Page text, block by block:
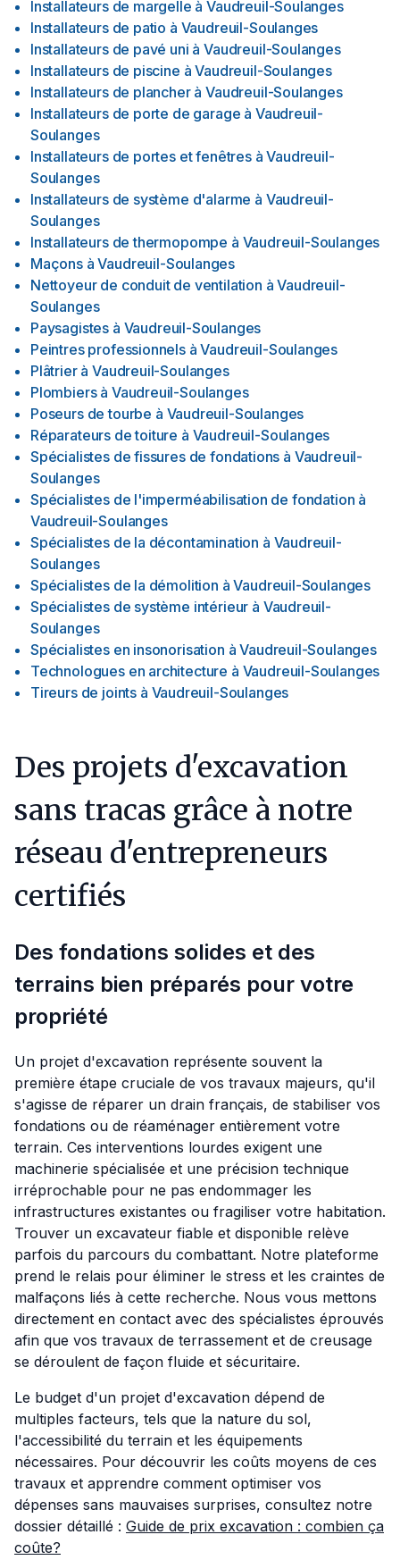
Installateurs de margelle à Vaudreuil-Soulanges
Installateurs de patio à Vaudreuil-Soulanges
Installateurs de pavé uni à Vaudreuil-Soulanges
Installateurs de piscine à Vaudreuil-Soulanges
Installateurs de plancher à Vaudreuil-Soulanges
Installateurs de porte de garage à Vaudreuil-
Soulanges
Installateurs de portes et fenêtres à Vaudreuil-
Soulanges
Installateurs de système d'alarme à Vaudreuil-
Soulanges
Installateurs de thermopompe à Vaudreuil-Soulanges
Maçons à Vaudreuil-Soulanges
Nettoyeur de conduit de ventilation à Vaudreuil-
Soulanges
Paysagistes à Vaudreuil-Soulanges
Peintres professionnels à Vaudreuil-Soulanges
Plâtrier à Vaudreuil-Soulanges
Plombiers à Vaudreuil-Soulanges
Poseurs de tourbe à Vaudreuil-Soulanges
Réparateurs de toiture à Vaudreuil-Soulanges
Spécialistes de fissures de fondations à Vaudreuil-
Soulanges
Spécialistes de l'imperméabilisation de fondation à
Vaudreuil-Soulanges
Spécialistes de la décontamination à Vaudreuil-
Soulanges
Spécialistes de la démolition à Vaudreuil-Soulanges
Spécialistes de système intérieur à Vaudreuil-
Soulanges
Spécialistes en insonorisation à Vaudreuil-Soulanges
Technologues en architecture à Vaudreuil-Soulanges
Tireurs de joints à Vaudreuil-Soulanges
Des projets d'excavation
sans tracas grâce à notre
réseau d'entrepreneurs
certifiés
Des fondations solides et des
terrains bien préparés pour votre
propriété
Un projet d'excavation représente souvent la
première étape cruciale de vos travaux majeurs, qu'il
s'agisse de réparer un drain français, de stabiliser vos
fondations ou de réaménager entièrement votre
terrain. Ces interventions lourdes exigent une
machinerie spécialisée et une précision technique
irréprochable pour ne pas endommager les
infrastructures existantes ou fragiliser votre habitation.
Trouver un excavateur fiable et disponible relève
parfois du parcours du combattant. Notre plateforme
prend le relais pour éliminer le stress et les craintes de
malfaçons liés à cette recherche. Nous vous mettons
directement en contact avec des spécialistes éprouvés
afin que vos travaux de terrassement et de creusage
se déroulent de façon fluide et sécuritaire.
Le budget d'un projet d'excavation dépend de
multiples facteurs, tels que la nature du sol,
l'accessibilité du terrain et les équipements
nécessaires. Pour découvrir les coûts moyens de ces
travaux et apprendre comment optimiser vos
dépenses sans mauvaises surprises, consultez notre
dossier détaillé : Guide de prix excavation : combien ça
coûte?